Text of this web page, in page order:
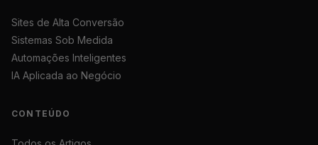
Sites de Alta Conversão
Sistemas Sob Medida
Automações Inteligentes
IA Aplicada ao Negócio
CONTEÚDO